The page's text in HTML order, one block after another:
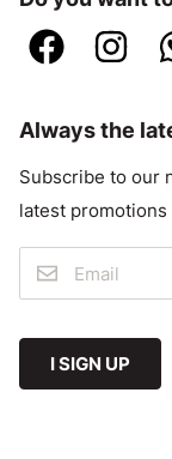
Always the
Subscribe to our
latest promotions
I SIGN UP